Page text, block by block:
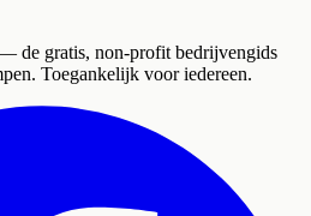
de gratis, non-profit bedrijvengids
Toegankelijk voor iedereen.